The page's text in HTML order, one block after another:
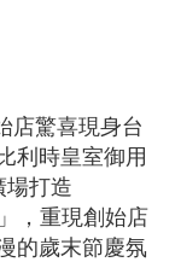
店驚喜現身台
利時皇室御用
場打造
，重現創始店
的歲末節慶氛